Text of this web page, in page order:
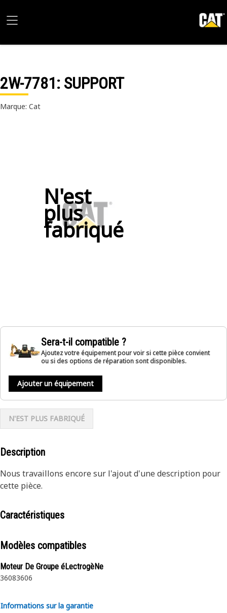
2W-7781: SUPPORT
Marque: Cat
N'est
plus
fabriqué
Sera-t-il compatible ?
Ajoutez votre équipement pour voir si cette pièce convient
ou si des options de réparation sont disponibles.
Ajouter un équipement
N'EST PLUS FABRIQUÉ
Description
Nous travaillons encore sur l'ajout d'une description pour
cette pièce.
Caractéristiques
Modèles compatibles
Moteur De Groupe éLectrogèNe
36083606
Informations sur la garantie